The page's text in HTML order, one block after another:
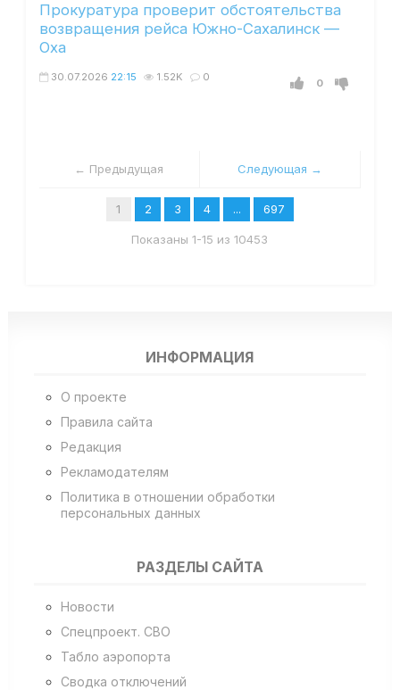
Прокуратура проверит обстоятельства
возвращения рейса Южно-Сахалинск —
Оха
0
30.07.2026 22:15 1.52K 0
← Предыдущая Следующая →
1 2 3 4 ... 697
Показаны 1-15 из 10453
ИНФОРМАЦИЯ
О проекте
Правила сайта
Редакция
Рекламодателям
Политика в отношении обработки
персональных данных
РАЗДЕЛЫ САЙТА
Новости
Спецпроект. СВО
Табло аэропорта
Сводка отключений